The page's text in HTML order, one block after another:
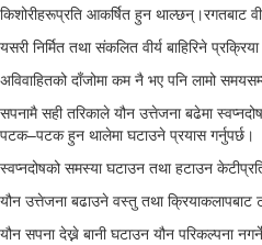
किशोरीहरूप्रति आकर्षित हुन थाल्छन्।रगतबाट
यसरी निर्मित तथा संकलित वीर्य बाहिरिने
अविवाहितको दाँजोमा कम नै भए पनि लामो
सपनामै सही तरिकाले यौन उत्तेजना बढेमा
पटक–पटक हुन थालेमा घटाउने प्रयास गर्नुपर्छ।
स्वप्नदोषको समस्या घटाउन तथा हटाउन
यौन उत्तेजना बढाउने वस्तु तथा क्रियाकलापबाट
यौन सपना देख्ने बानी घटाउन यौन परिकल्पना